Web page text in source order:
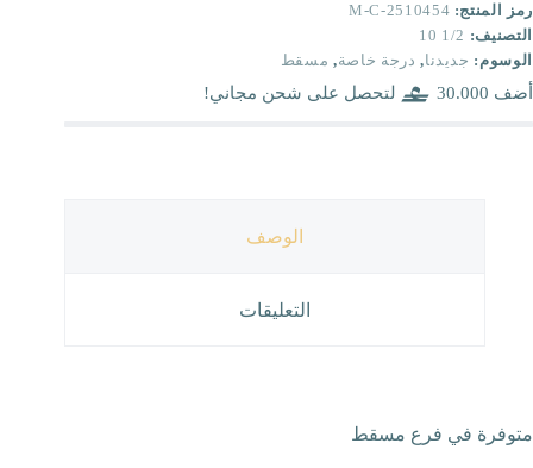
رمز المنتج: M-C-2510454
التصنيف: 1/2 10
الوسوم: جديدنا, درجة خاصة, مسقط
أضف 30.000 لتحصل على شحن مجاني!
الوصف
التعليقات
متوفرة في فرع مسقط